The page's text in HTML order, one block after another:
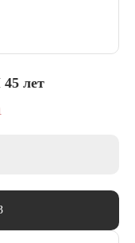
лет